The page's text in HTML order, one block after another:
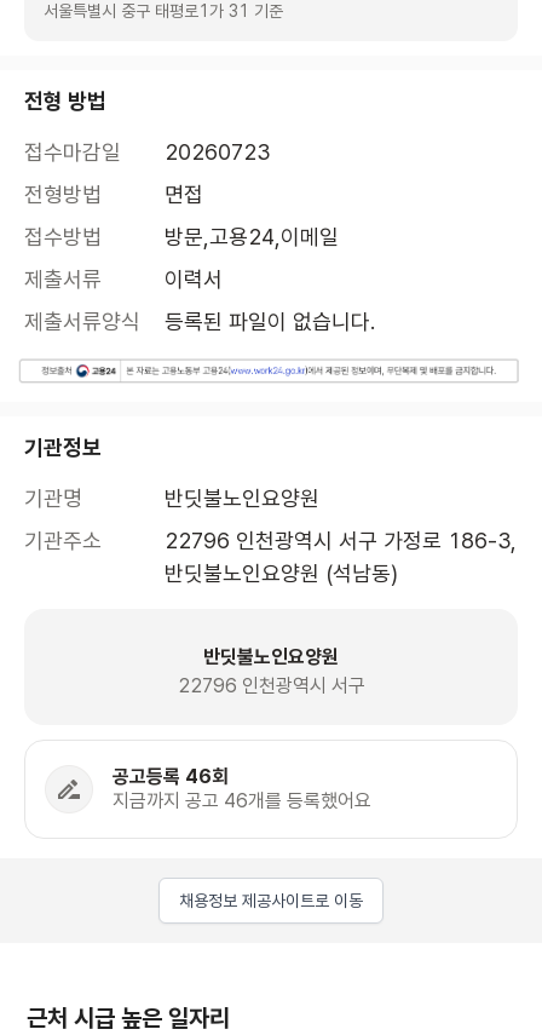
서울특별시 중구 태평로1가 31 기준
전형 방법
접수마감일
20260723
전형방법
면접
접수방법
방문,고용24,이메일
제출서류
이력서
제출서류양식
등록된 파일이 없습니다.
기관정보
기관명
반딧불노인요양원
기관주소
22796 인천광역시 서구 가정로 186-3,
반딧불노인요양원 (석남동)
반딧불노인요양원
22796 인천광역시 서구
공고등록 46회
지금까지 공고 46개를 등록했어요
채용정보 제공사이트로 이동
근처 시급 높은 일자리